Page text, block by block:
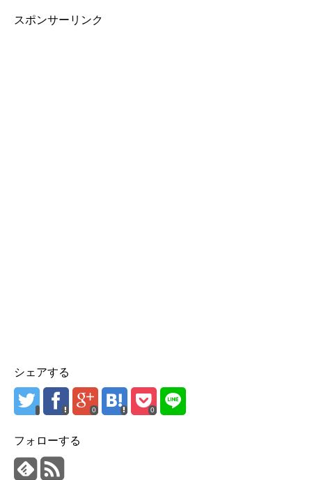
スポンサーリンク
シェアする
0 0
フォローする